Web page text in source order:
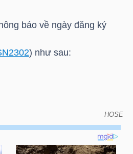
báo về ngày đăng ký
) như sau:
HOSE
thực hiện quyền do đáo hạn